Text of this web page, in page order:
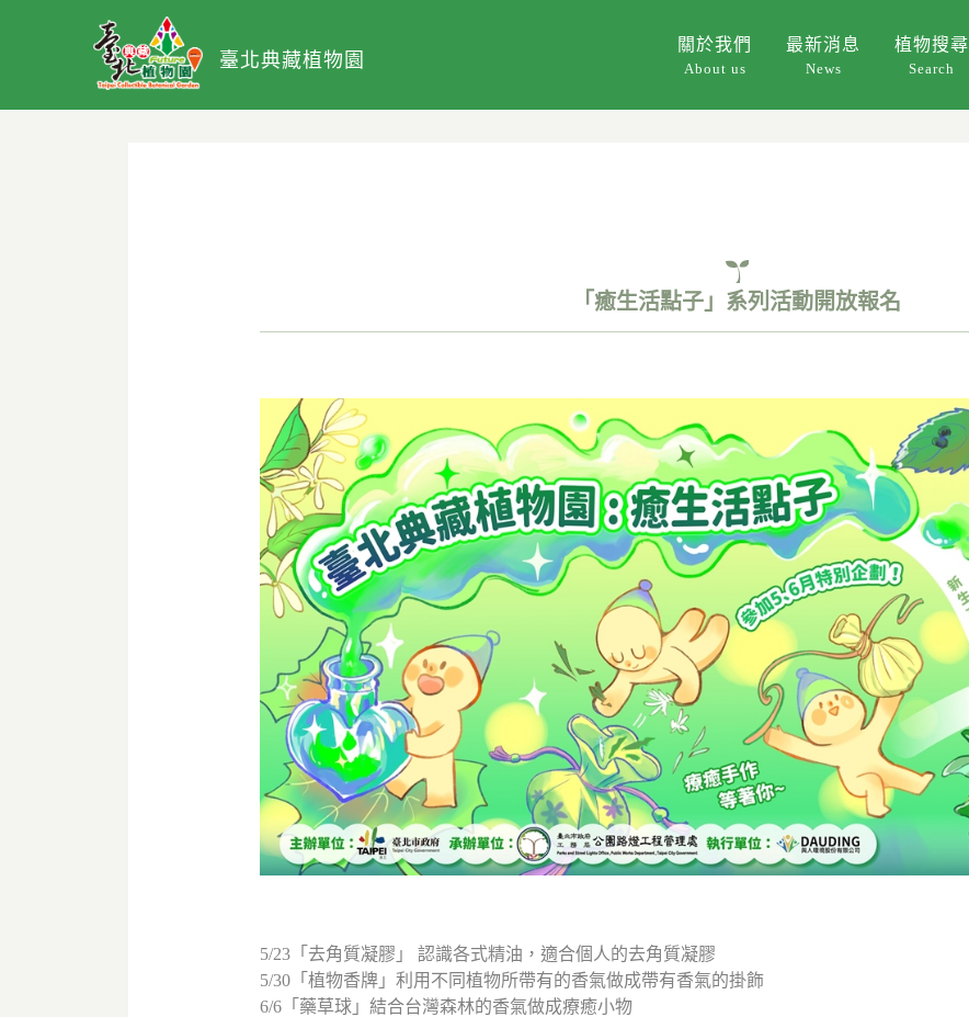
臺北典藏植物園
關於我們
About us
最新消息
News
植物搜尋
Search
「癒生活點子」系列活動開放報名
5/23「去角質凝膠」 認識各式精油，適合個人的去角質凝膠
5/30「植物香牌」利用不同植物所帶有的香氣做成帶有香氣的掛飾
6/6「藥草球」結合台灣森林的香氣做成療癒小物